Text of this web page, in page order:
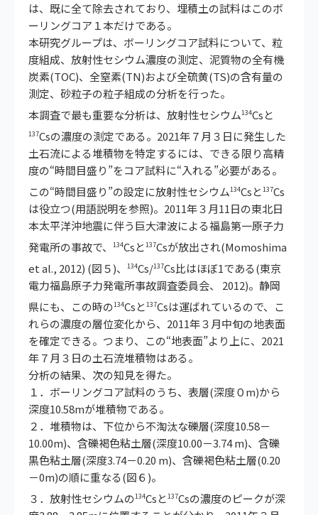
は、既に全て除去されており、埋積土の試料はこのボ
ーリングコア１本だけである。
本研究グループは、ボーリングコア試料について、粒
度組成、放射性セシウム濃度の測定、泥質物の全有機
炭素(TOC)、全窒素(TN)および全硫黄(TS)の含有量の
測定、砂粒子の粒子組成の分析を行った。
本調査で最も重要な分析は、放射性セシウム134Csと
137Csの濃度の測定である。2021年７月３日に発生した
土石流による堆積物を特定するには、できる限り高精
度の“時間目盛り”をコア試料に“入れる”必要がある。
この“時間目盛り”の設定に放射性セシウム134Csと137Cs
は役立つ(用語説明を参照)。2011年３月11日の東北日
本太平洋沖地震に伴う巨大津波による福島第一原子力
発電所の事故で、
134Csと137Csが放出され(Momoshima
et al., 2012) (図５)、
134Cs/137Cs比はほぼ1である(東京
電力福島原子力発電所事故調査委員会、 2012)。静岡
県にも、この時の134Csと137Csは運ばれているので、こ
れらの濃度の層位変化から、2011年３月中旬の地表面
を確定できる。つまり、この“地表面”より上に、2021
年７月３日の土石流堆積物はある。
分析の結果、次の知見を得た。
１．ボーリングコア試料のうち、表層(深度０m)から
深度10.58mが堆積物である。
２．堆積物は、下位から不淘汰な礫層(深度10.58－
10.00m)、含礫褐色粘土層(深度10.00－3.74 m)、含礫
黒色粘土層(深度3.74－0.20 m)、含礫褐色粘土層(0.20
－0m)の順に重なる(図６)。
３．放射性セシウムの134Csと137Csの濃度のピークが深